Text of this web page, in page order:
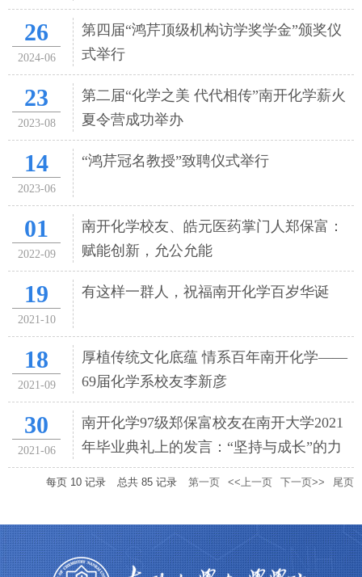
26
2024-06
第四届“鸿芹顶级机构访学奖学金”颁奖仪
式举行
23
2023-08
第二届“化学之美 代代相传”南开化学薪火
夏令营成功举办
14
2023-06
“鸿芹冠名教授”致聘仪式举行
01
2022-09
南开化学校友、皓元医药掌门人郑保富：
赋能创新，允公允能
19
2021-10
有这样一群人，祝福南开化学百岁华诞
18
2021-09
厚植传统文化底蕴 情系百年南开化学——
69届化学系校友李新彦
30
2021-06
南开化学97级郑保富校友在南开大学2021
年毕业典礼上的发言：“坚持与成长”的力
量
每页 10 记录 总共 85 记录 第一页 <<上一页 下一页>> 尾页